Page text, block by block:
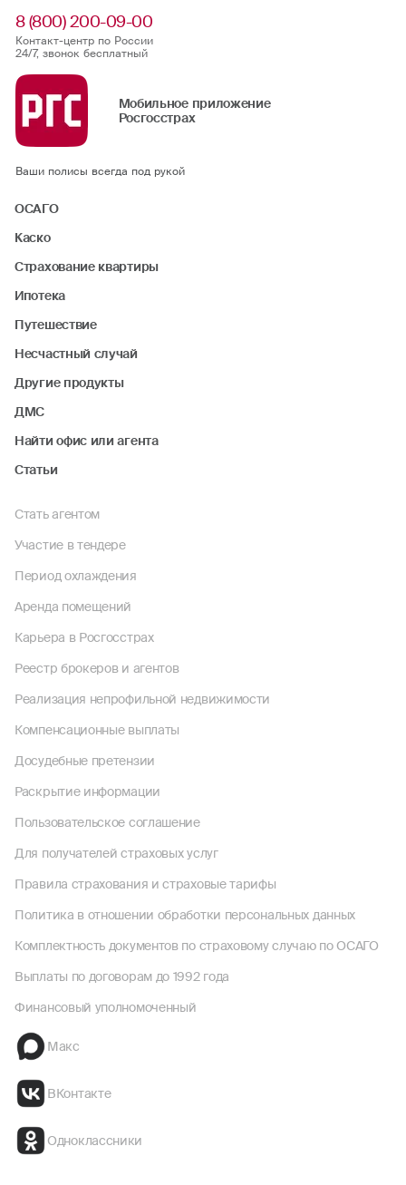
8 (800) 200-09-00
Контакт-центр по России
24/7, звонок бесплатный
Мобильное приложение
Росгосстрах
Ваши полисы всегда под рукой
ОСАГО
Каско
Страхование квартиры
Ипотека
Путешествие
Несчастный случай
Другие продукты
ДМС
Найти офис или агента
Статьи
Стать агентом
Участие в тендере
Период охлаждения
Аренда помещений
Карьера в Росгосстрах
Реестр брокеров и агентов
Реализация непрофильной недвижимости
Компенсационные выплаты
Досудебные претензии
Раскрытие информации
Пользовательское соглашение
Для получателей страховых услуг
Правила страхования и страховые тарифы
Политика в отношении обработки персональных данных
Комплектность документов по страховому случаю по ОСАГО
Выплаты по договорам до 1992 года
Финансовый уполномоченный
Макс
ВКонтакте
Одноклассники